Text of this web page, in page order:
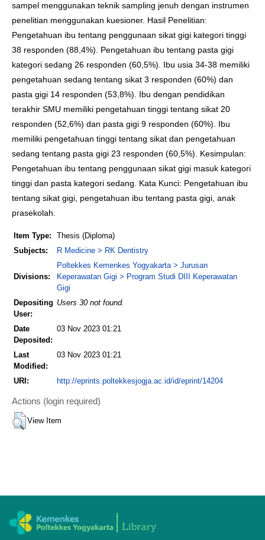
sampel menggunakan teknik sampling jenuh dengan instrumen
penelitian menggunakan kuesioner. Hasil Penelitian:
Pengetahuan ibu tentang penggunaan sikat gigi kategori tinggi
38 responden (88,4%). Pengetahuan ibu tentang pasta gigi
kategori sedang 26 responden (60,5%). Ibu usia 34-38 memiliki
pengetahuan sedang tentang sikat 3 responden (60%) dan
pasta gigi 14 responden (53,8%). Ibu dengan pendidikan
terakhir SMU memiliki pengetahuan tinggi tentang sikat 20
responden (52,6%) dan pasta gigi 9 responden (60%). Ibu
memiliki pengetahuan tinggi tentang sikat dan pengetahuan
sedang tentang pasta gigi 23 responden (60,5%). Kesimpulan:
Pengetahuan ibu tentang penggunaan sikat gigi masuk kategori
tinggi dan pasta kategori sedang. Kata Kunci: Pengetahuan ibu
tentang sikat gigi, pengetahuan ibu tentang pasta gigi, anak
prasekolah.
Item Type:
Thesis (Diploma)
Subjects:
R Medicine > RK Dentistry
Divisions:
Poltekkes Kemenkes Yogyakarta > Jurusan
Keperawatan Gigi > Program Studi DIII Keperawatan
Gigi
Depositing
User:
Users 30 not found.
Date
Deposited:
03 Nov 2023 01:21
Last
Modified:
03 Nov 2023 01:21
URI: http://eprints.poltekkesjogja.ac.id/id/eprint/14204
Actions (login required)
View Item